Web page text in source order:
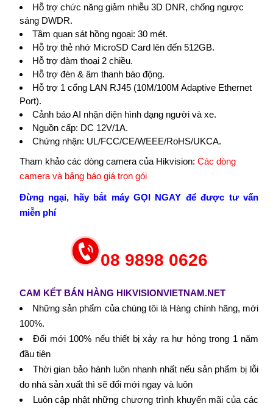
Hỗ trợ chức năng giảm nhiễu 3D DNR, chống ngược
sáng DWDR.
Tầm quan sát hồng ngoại: 30 mét.
Hỗ trợ thẻ nhớ MicroSD Card lên đến 512GB.
Hỗ trợ đàm thoại 2 chiều.
Hỗ trợ đèn & âm thanh báo động.
Hỗ trợ 1 cổng LAN RJ45 (10M/100M Adaptive Ethernet
Port).
Cảnh báo AI nhận diện hình dạng người và xe.
Nguồn cấp: DC 12V/1A.
Chứng nhận: UL/FCC/CE/WEEE/RoHS/UKCA.
Tham khảo các dòng camera của Hikvision: Các dòng
camera và bảng báo giá trọn gói
Đừng ngại, hãy bắt máy GỌI NGAY để được tư vấn
miễn phí
08 9898 0626
CAM KẾT BÁN HÀNG HIKVISIONVIETNAM.NET
Những sản phẩm của chúng tôi là Hàng chính hãng, mới
100%.
Đổi mới 100% nếu thiết bị xảy ra hư hỏng trong 1 năm
đầu tiên
Thời gian bảo hành luôn nhanh nhất nếu sản phẩm bị lỗi
do nhà sản xuất thì sẽ đổi mới ngay và luôn
Luôn cập nhật những chương trình khuyến mãi của các